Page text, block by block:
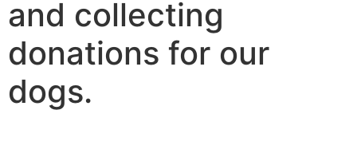
and collecting
donations for our
dogs.